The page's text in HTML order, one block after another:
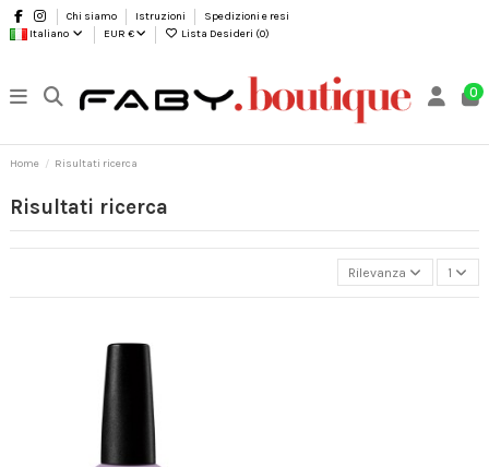
Chi siamo Istruzioni
Spedizioni e resi
Italiano
EUR € Lista Desideri (0)
0
Home Risultati ricerca
Risultati ricerca
Rilevanza 1